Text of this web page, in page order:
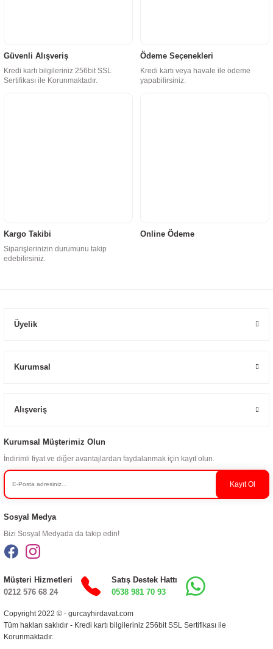
Güvenli Alışveriş
Kredi kartı bilgileriniz 256bit SSL
Sertifikası ile Korunmaktadır.
Ödeme Seçenekleri
Kredi kartı veya havale ile ödeme
yapabilirsiniz.
Kargo Takibi
Siparişlerinizin durumunu takip
edebilirsiniz.
Online Ödeme
Üyelik
Kurumsal
Alışveriş
Kurumsal Müşterimiz Olun
İndirimli fiyat ve diğer avantajlardan faydalanmak için kayıt olun.
Kayıt Ol
Sosyal Medya
Bizi Sosyal Medyada da takip edin!
Copyright 2022 © - gurcayhirdavat.com
Tüm hakları saklıdır - Kredi kartı bilgileriniz 256bit SSL Sertifikası ile
Korunmaktadır.
Müşteri Hizmetleri
0212 576 68 24
Satış Destek Hattı
0538 981 70 93